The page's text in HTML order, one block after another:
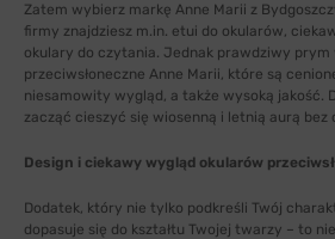
Zatem wybierz markę Anne Marii z
firmy znajdziesz m.in. etui do okularów,
okulary do czytania. Jednak prawdziwy prym
przeciwsłoneczne Anne Marii, które są
niesamowity wygląd, a także wysoką jakość.
zacząć cieszyć się wiosenną i letnią aurą bez
Design i ciekawy wygląd okularów
Dodatek, który nie tylko podkreśli Twój
dopasuje się do kształtu Twojej twarzy – to